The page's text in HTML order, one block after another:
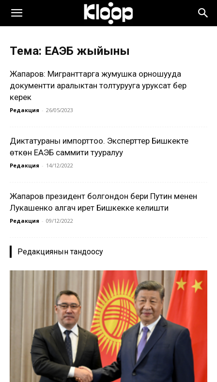
Тема: ЕАЭБ жыйыны
Жапаров: Мигранттарга жумушка орношууда
документти аралыктан толтурууга уруксат берүү
керек
Редакция - 26/05/2023
Диктатураны импорттоо. Эксперттер Бишкекте
өткөн ЕАЭБ саммити тууралуу
Редакция - 14/12/2022
Жапаров президент болгондон бери Путин менен
Лукашенко алгач ирет Бишкекке келишти
Редакция - 09/12/2022
Редакциянын тандоосу